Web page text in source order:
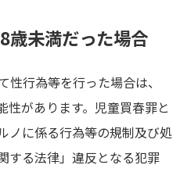
歳未満だった場合
性行為等を行った場合は、
性があります。児童買春罪と
ノに係る行為等の規制及び処
する法律」違反となる犯罪